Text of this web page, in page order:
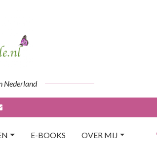
Nederland
E-BOOKS OVER MIJ